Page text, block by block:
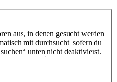
aus, in denen gesucht werden
mit durchsucht, sofern du
unten nicht deaktivierst.